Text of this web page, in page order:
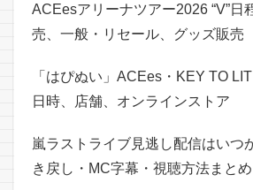
ACEesアリーナツアー2026 “V”日
売、一般・リセール、グッズ販売
「はぴぬい」ACEes・KEY TO
日時、店舗、オンラインストア
嵐ラストライブ見逃し配信はいつ
き戻し・MC字幕・視聴方法まとめ